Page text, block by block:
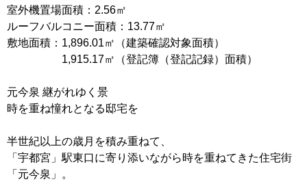
室外機置場面積：2.56㎡
ルーフバルコニー面積：13.77㎡
敷地面積：1,896.01㎡（建築確認対象面積）
1,915.17㎡（登記簿（登記記録）面積）
元今泉 継がれゆく景
時を重ね憧れとなる邸宅を
半世紀以上の歳月を積み重ねて、
「宇都宮」駅東口に寄り添いながら時を重ねてきた住宅街
「元今泉」。